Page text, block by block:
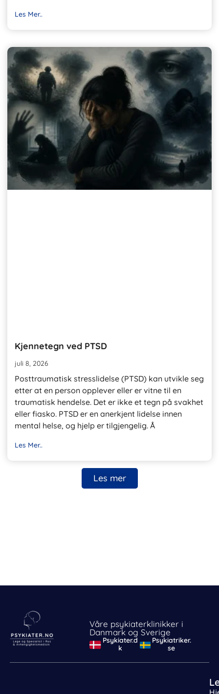
Les Mer..
Kjennetegn ved PTSD
juli 8, 2026
Posttraumatisk stresslidelse (PTSD) kan utvikle seg
etter at en person opplever eller er vitne til en
traumatisk hendelse. Det er ikke et tegn på svakhet
eller fiasko. PTSD er en anerkjent lidelse innen
mental helse, og hjelp er tilgjengelig. Å
Les Mer..
Les mer
Våre psykiaterklinikker i
Danmark og Sverige
Psykiater.d
k
Psykiatriker.
se